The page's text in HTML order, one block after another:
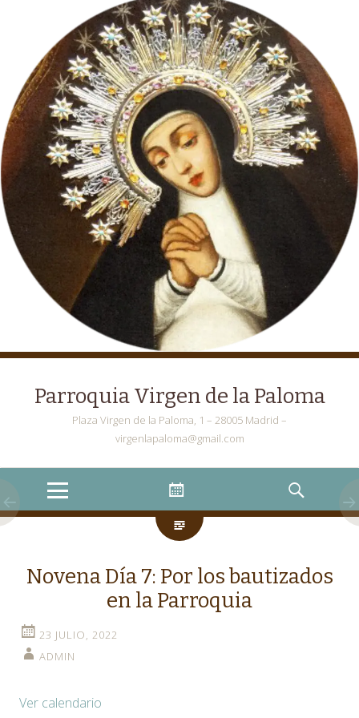
Parroquia Virgen de la Paloma
Plaza Virgen de la Paloma, 1 – 28005 Madrid –
virgenlapaloma@gmail.com
Menu
Widgets
Search
Novena Día 7: Por los bautizados
en la Parroquia
23 JULIO, 2022
ADMIN
Ver calendario